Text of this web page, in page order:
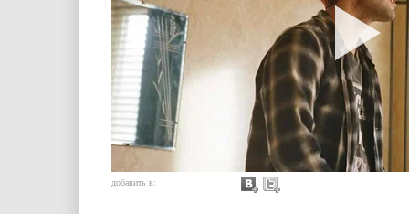
добавить в: